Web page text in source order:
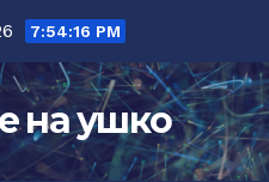
7:54:17 PM
на ушко